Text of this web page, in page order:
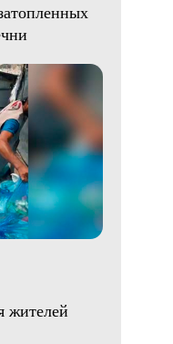
жителей